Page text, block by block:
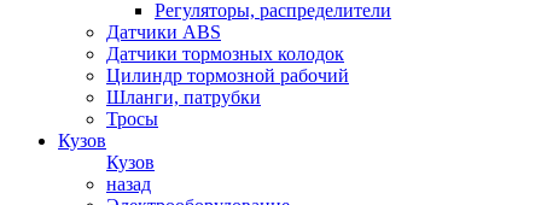
Регуляторы, распределители
Датчики ABS
Датчики тормозных колодок
Цилиндр тормозной рабочий
Шланги, патрубки
Тросы
Кузов
Кузов
назад